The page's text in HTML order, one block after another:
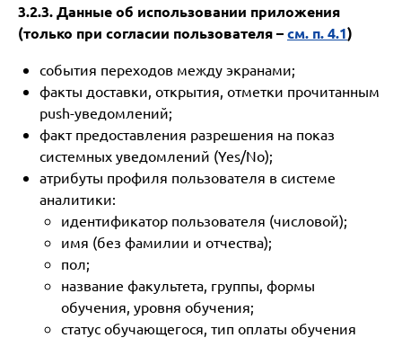
3.2.3. Данные об использовании приложения
(только при согласии пользователя –см. п. 4.1)
события переходов между экранами;
факты доставки, открытия, отметки прочитанным
push-уведомлений;
факт предоставления разрешения на показ
системных уведомлений (Yes/No);
атрибуты профиля пользователя в системе
аналитики:
идентификатор пользователя (числовой);
имя (без фамилии и отчества);
пол;
название факультета, группы, формы
обучения, уровня обучения;
статус обучающегося, тип оплаты обучения